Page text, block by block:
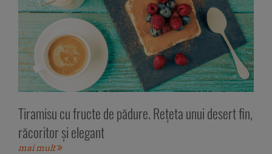
Tiramisu cu fructe de pădure. Rețeta unui desert fin,
răcoritor și elegant
mai mult